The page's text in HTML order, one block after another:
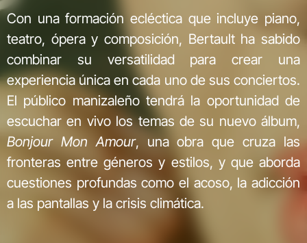
Con una formación ecléctica que incluye piano,
teatro, ópera y composición, Bertault ha sabido
combinar su versatilidad para crear una
experiencia única en cada uno de sus conciertos.
El público manizaleño tendrá la oportunidad de
escuchar en vivo los temas de su nuevo álbum,
Bonjour Mon Amour, una obra que cruza las
fronteras entre géneros y estilos, y que aborda
cuestiones profundas como el acoso, la adicción
a las pantallas y la crisis climática.